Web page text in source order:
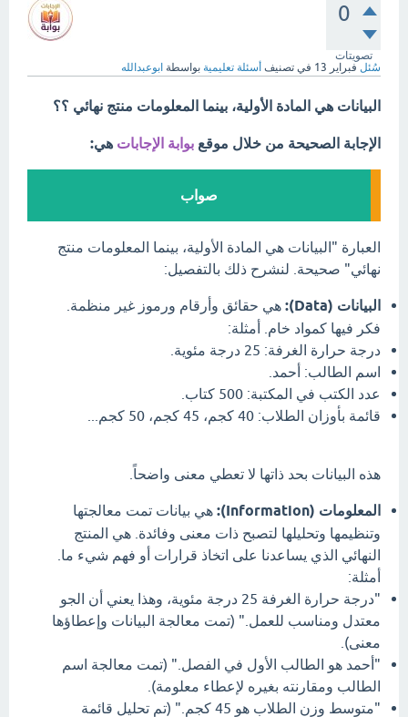
0
تصويتات
سُئل فبراير 13 في تصنيف أسئلة تعليمية بواسطة ابوعبدالله
البيانات هي المادة الأولية، بينما المعلومات منتج نهائي ؟؟
الإجابة الصحيحة من خلال موقع بوابة الإجابات هي:
صواب
العبارة "البيانات هي المادة الأولية، بينما المعلومات منتج
نهائي" صحيحة. لنشرح ذلك بالتفصيل:
البيانات (Data):
هي حقائق وأرقام ورموز غير منظمة.
فكر فيها كمواد خام. أمثلة:
درجة حرارة الغرفة: 25 درجة مئوية.
اسم الطالب: أحمد.
عدد الكتب في المكتبة: 500 كتاب.
قائمة بأوزان الطلاب: 40 كجم، 45 كجم، 50 كجم...
هذه البيانات بحد ذاتها لا تعطي معنى واضحاً.
المعلومات (Information):
هي بيانات تمت معالجتها
وتنظيمها وتحليلها لتصبح ذات معنى وفائدة. هي المنتج
النهائي الذي يساعدنا على اتخاذ قرارات أو فهم شيء ما.
أمثلة:
"درجة حرارة الغرفة 25 درجة مئوية، وهذا يعني أن الجو
معتدل ومناسب للعمل." (تمت معالجة البيانات وإعطاؤها
معنى).
"أحمد هو الطالب الأول في الفصل." (تمت معالجة اسم
الطالب ومقارنته بغيره لإعطاء معلومة).
"متوسط وزن الطلاب هو 45 كجم." (تم تحليل قائمة